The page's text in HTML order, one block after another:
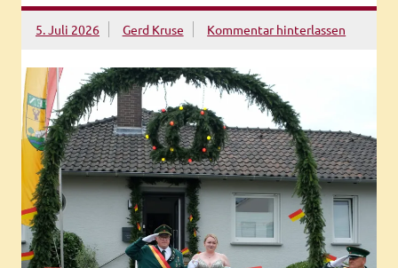
5. Juli 2026 Gerd Kruse Kommentar hinterlassen